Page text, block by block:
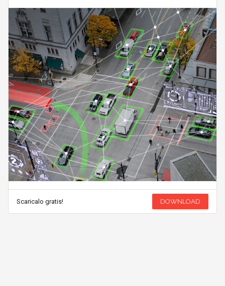
Scaricalo gratis! DOWNLOAD